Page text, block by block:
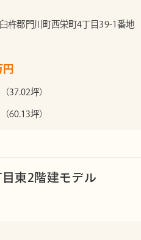
杵郡門川町西栄町4丁目39-1番地
円
37.02坪）
60.13坪）
目東2階建モデル